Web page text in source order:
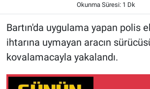
Okunma Süresi: 1 Dk
Bartın'da uygulama yapan polis
ihtarına uymayan aracın
kovalamacayla yakalandı.